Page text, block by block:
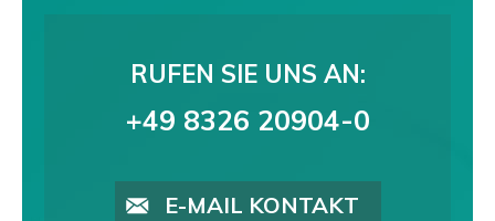
RUFEN SIE UNS AN:
+49 8326 20904-0
E-MAIL KONTAKT